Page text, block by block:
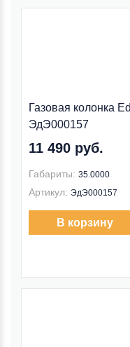
Газовая колонка
ЭдЭ000157
11 490 руб.
Габариты: 35.0000
Артикул: ЭдЭ000157
В корзину